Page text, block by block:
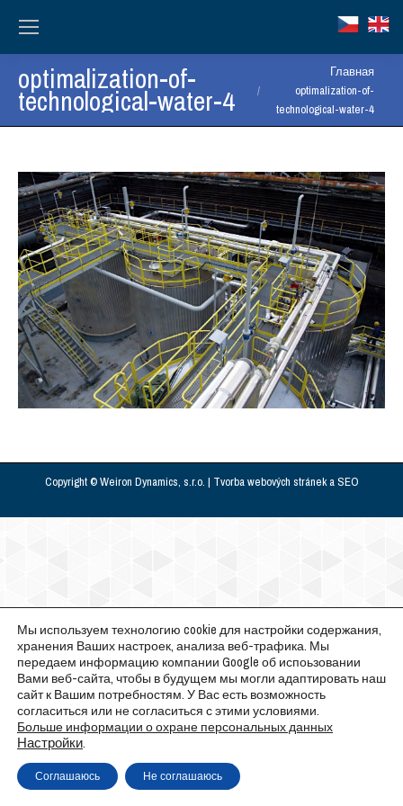
optimalization-of-
technological-water-4
Главная
optimalization-of-
technological-water-4
Copyright © Weiron Dynamics, s.r.o. | Tvorba webových stránekaSEO
Мы используем технологию cookie для настройки содержания,
хранения Ваших настроек, анализа веб-трафика. Мы
передаем информацию компании Google об испоьзовании
Вами веб-сайта, чтобы в будущем мы могли адаптировать наш
сайт к Вашим потребностям. У Вас есть возможность
согласиться или не согласиться с этими условиями.
Больше информации о охране персональных данных
Настройки.
Соглашаюсь Не соглашаюсь